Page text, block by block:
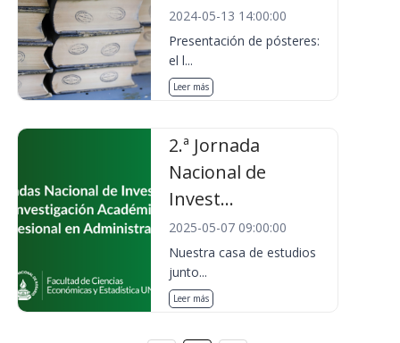
2024-05-13 14:00:00
Presentación de pósteres:
el l...
Leer más
2.ª Jornada
Nacional de
Invest...
2025-05-07 09:00:00
Nuestra casa de estudios
junto...
Leer más